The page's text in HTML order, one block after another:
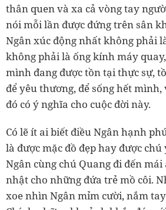
thân quen và xa cả vòng tay
nói mỗi lần được đứng trên sân
Ngân xúc động nhất không phải
không phải là ống kính máy
mình đang được tồn tại thực sự,
để yêu thương, để sống hết
đó có ý nghĩa cho cuộc đời này.
Có lẽ ít ai biết điều Ngân hạnh
là được mặc đồ đẹp hay được
Ngân cùng chú Quang đi đến
nhật cho những đứa trẻ mồ côi.
xoe nhìn Ngân mỉm cười, nắm